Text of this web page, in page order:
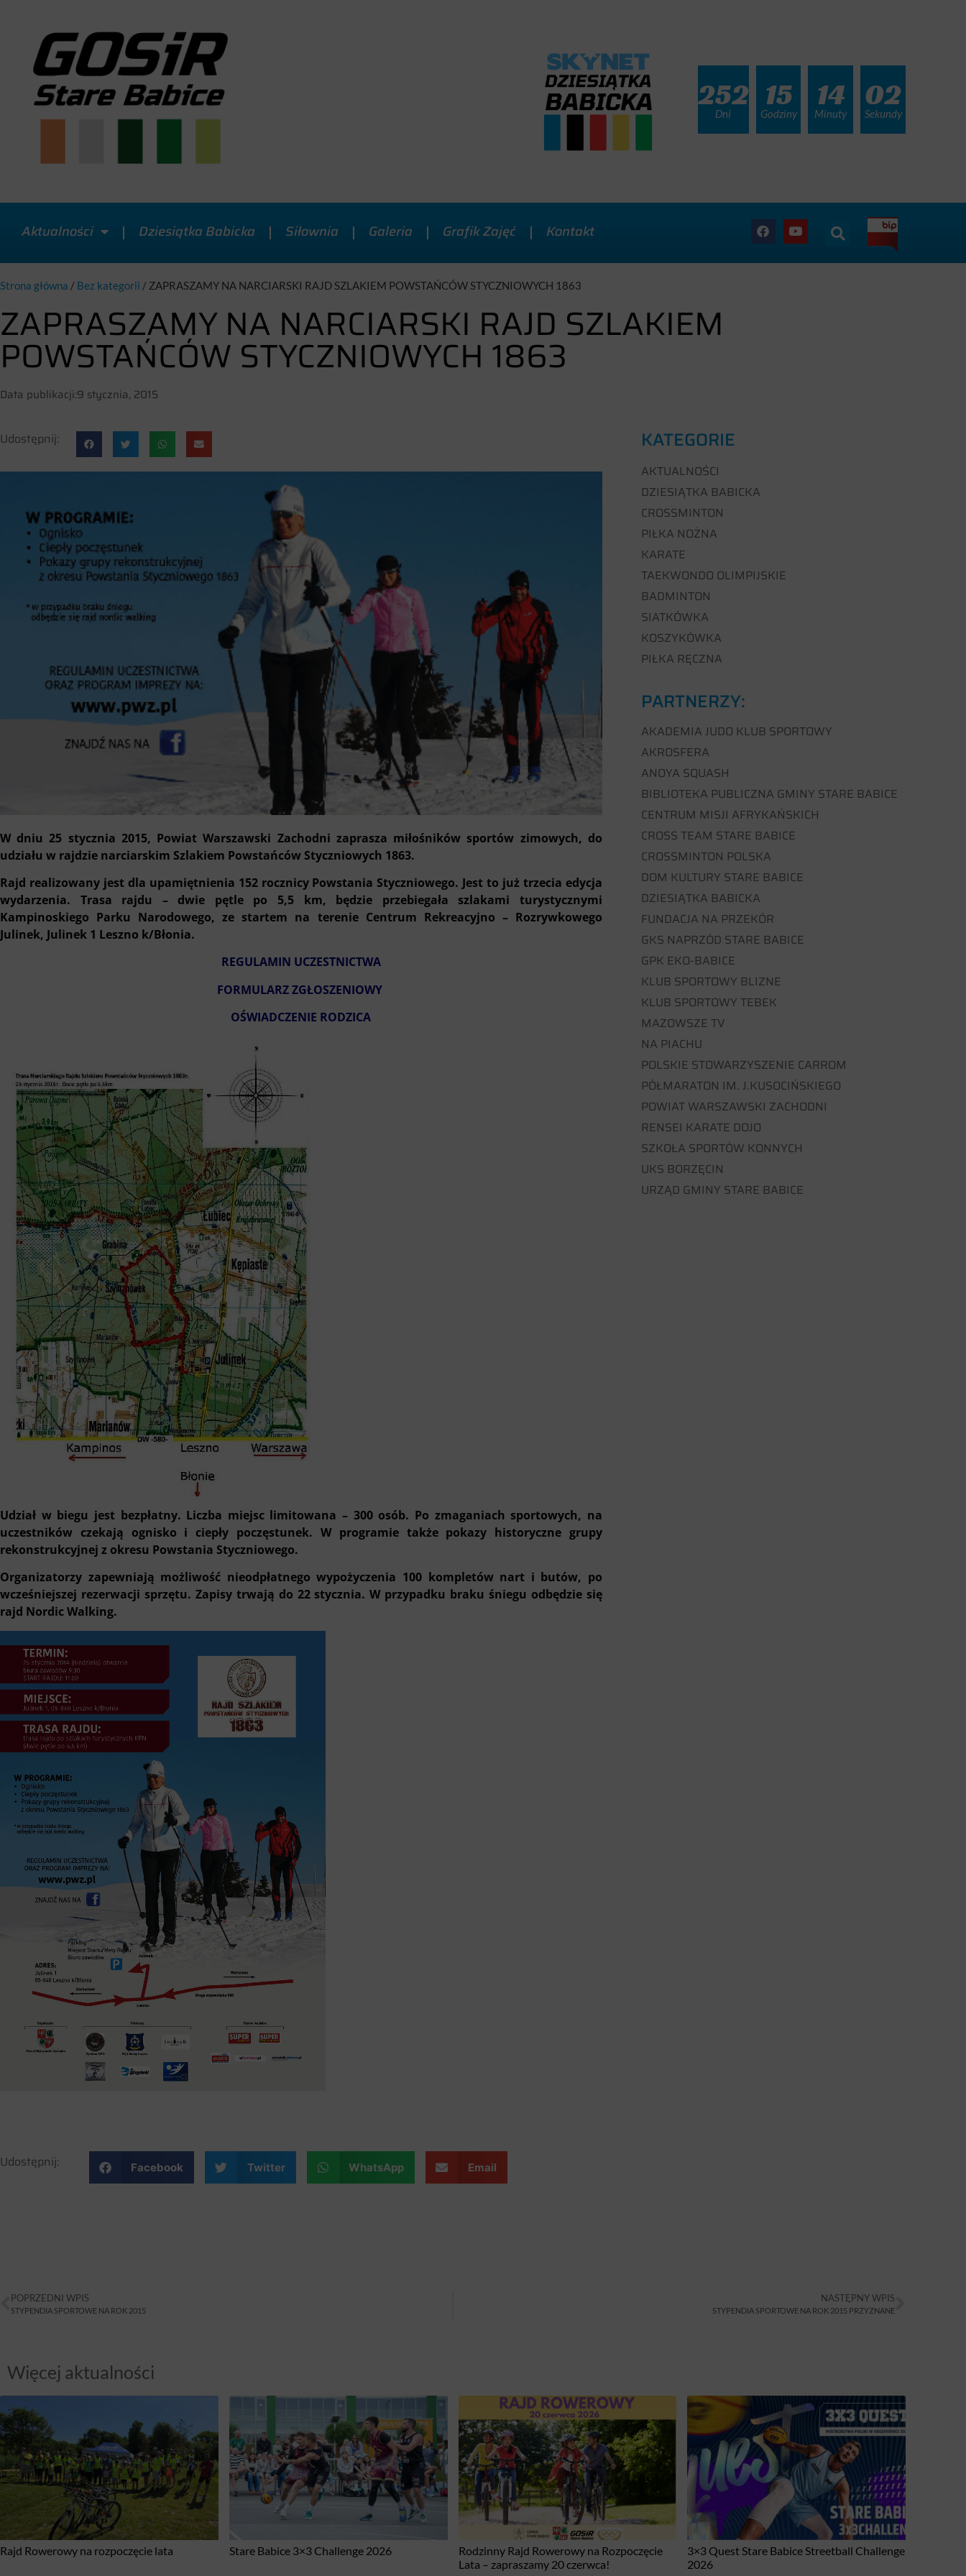
252
Dni
15
Godziny
14
Minuty
00
Sekundy
Aktualności Dziesiątka Babicka Siłownia Galeria Grafik Zajęć Kontakt
Strona główna / Bez kategorii / ZAPRASZAMY NA NARCIARSKI RAJD SZLAKIEM POWSTAŃCÓW STYCZNIOWYCH 1863
ZAPRASZAMY NA NARCIARSKI RAJD SZLAKIEM
POWSTAŃCÓW STYCZNIOWYCH 1863
Data publikacji:9 stycznia, 2015
Udostępnij:
W dniu 25 stycznia 2015, Powiat Warszawski Zachodni zaprasza miłośników sportów zimowych, do
udziału w rajdzie narciarskim Szlakiem Powstańców Styczniowych 1863.
Rajd realizowany jest dla upamiętnienia 152 rocznicy Powstania Styczniowego. Jest to już trzecia edycja
wydarzenia. Trasa rajdu – dwie pętle po 5,5 km, będzie przebiegała szlakami turystycznymi
Kampinoskiego Parku Narodowego, ze startem na terenie Centrum Rekreacyjno – Rozrywkowego
Julinek, Julinek 1 Leszno k/Błonia.
REGULAMIN UCZESTNICTWA
FORMULARZ ZGŁOSZENIOWY
OŚWIADCZENIE RODZICA
Udział w biegu jest bezpłatny. Liczba miejsc limitowana – 300 osób. Po zmaganiach sportowych, na
uczestników czekają ognisko i ciepły poczęstunek. W programie także pokazy historyczne grupy
rekonstrukcyjnej z okresu Powstania Styczniowego.
Organizatorzy zapewniają możliwość nieodpłatnego wypożyczenia 100 kompletów nart i butów, po
wcześniejszej rezerwacji sprzętu. Zapisy trwają do 22 stycznia. W przypadku braku śniegu odbędzie się
rajd Nordic Walking.
Udostępnij: Facebook Twitter WhatsApp Email
KATEGORIE
AKTUALNOŚCI
DZIESIĄTKA BABICKA
CROSSMINTON
PIŁKA NOŻNA
KARATE
TAEKWONDO OLIMPIJSKIE
BADMINTON
SIATKÓWKA
KOSZYKÓWKA
PIŁKA RĘCZNA
PARTNERZY:
AKADEMIA JUDO KLUB SPORTOWY
AKROSFERA
ANOYA SQUASH
BIBLIOTEKA PUBLICZNA GMINY STARE BABICE
CENTRUM MISJI AFRYKAŃSKICH
CROSS TEAM STARE BABICE
CROSSMINTON POLSKA
DOM KULTURY STARE BABICE
DZIESIĄTKA BABICKA
FUNDACJA NA PRZEKÓR
GKS NAPRZÓD STARE BABICE
GPK EKO-BABICE
KLUB SPORTOWY BLIZNE
KLUB SPORTOWY TEBEK
MAZOWSZE TV
NA PIACHU
POLSKIE STOWARZYSZENIE CARROM
PÓŁMARATON IM. J.KUSOCIŃSKIEGO
POWIAT WARSZAWSKI ZACHODNI
RENSEI KARATE DOJO
SZKOŁA SPORTÓW KONNYCH
UKS BORZĘCIN
URZĄD GMINY STARE BABICE
POPRZEDNI WPIS
STYPENDIA SPORTOWE NA ROK 2015
NASTĘPNY WPIS
STYPENDIA SPORTOWE NA ROK 2015 PRZYZNANE
Więcej aktualności
Rajd Rowerowy na rozpoczęcie lata Stare Babice 3×3 Challenge 2026
Rodzinny Rajd Rowerowy na Rozpoczęcie
Lata – zapraszamy 20 czerwca!
3×3 Quest Stare Babice Streetball Challenge
2026